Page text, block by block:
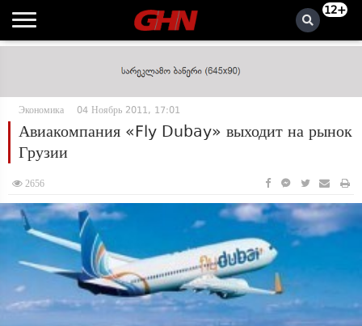
12+
Экономика 04 Ноябрь 2011, 17:01
Авиакомпания «Fly Dubay» выходит на рынок
Грузии
2656